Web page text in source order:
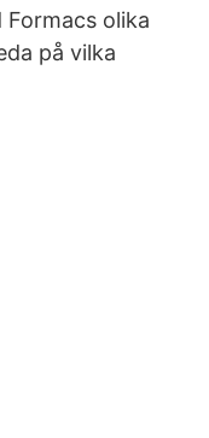
olika
på vilka